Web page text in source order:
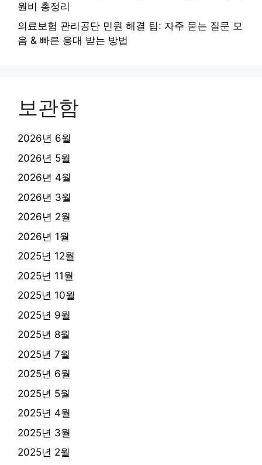
원비 총정리
의료보험 관리공단 민원 해결 팁: 자주 묻는 질문 모
음 & 빠른 응대 받는 방법
보관함
2026년 6월
2026년 5월
2026년 4월
2026년 3월
2026년 2월
2026년 1월
2025년 12월
2025년 11월
2025년 10월
2025년 9월
2025년 8월
2025년 7월
2025년 6월
2025년 5월
2025년 4월
2025년 3월
2025년 2월